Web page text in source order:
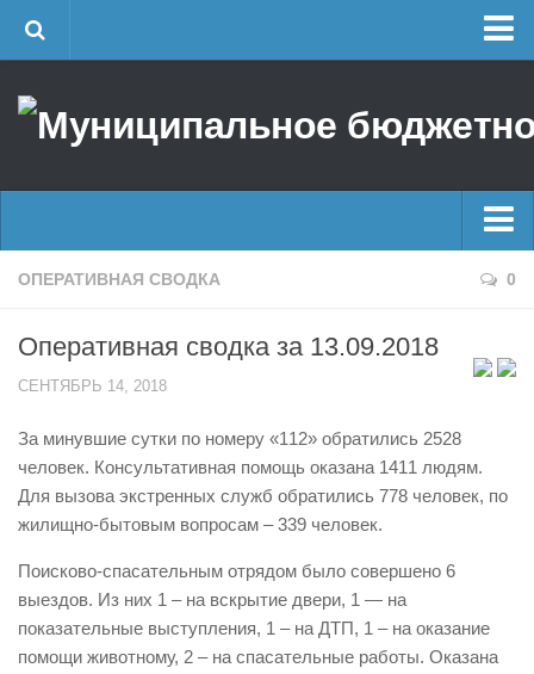
Об учреждении
Районные УГЗ
Поисково-спасательный отряд г. Уфы
Центр размещения пострадавших
Отчеты о реализации муниципальных программ
Документы
История
Виды деятельности
Обслуживание опасных производственных объектов
Главные новости
Оперативная сводка
Половодье
ОПЕРАТИВНАЯ СВОДКА 0
Оперативная сводка за 13.09.2018
СЕНТЯБРЬ 14, 2018
За минувшие сутки по номеру «112» обратились 2528
человек. Консультативная помощь оказана 1411 людям.
Для вызова экстренных служб обратились 778 человек, по
жилищно-бытовым вопросам – 339 человек.
Поисково-спасательным отрядом было совершено 6
выездов. Из них 1 – на вскрытие двери, 1 — на
показательные выступления, 1 – на ДТП, 1 – на оказание
помощи животному, 2 – на спасательные работы. Оказана